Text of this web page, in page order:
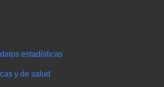
estadísticas
y de salud